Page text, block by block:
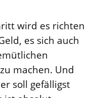
wird es richten
es sich auch
machen. Und
soll gefälligst